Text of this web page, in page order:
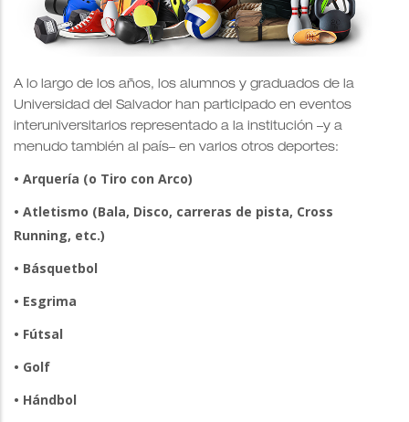
A lo largo de los años, los alumnos y graduados de la
Universidad del Salvador han participado en eventos
interuniversitarios representado a la institución –y a
menudo también al país– en varios otros deportes:
• Arquería (o Tiro con Arco)
• Atletismo (Bala, Disco, carreras de pista, Cross
Running, etc.)
• Básquetbol
• Esgrima
• Fútsal
• Golf
• Hándbol